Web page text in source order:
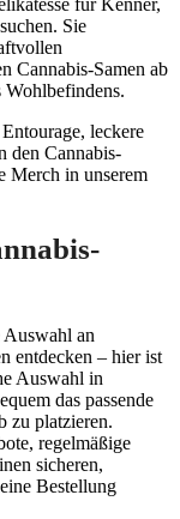
für Kenner,
Sie
Cannabis-Samen ab
Wohlbefindens.
leckere
den Cannabis-
Merch in unserem
Auswahl an
entdecken – hier ist
Auswahl in
das passende
zu platzieren.
regelmäßige
sicheren,
Bestellung